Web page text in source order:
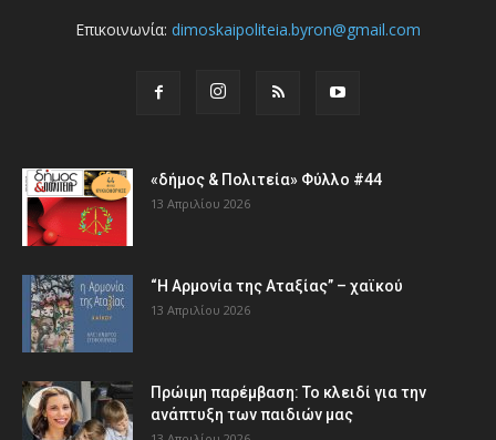
Επικοινωνία: dimoskaipoliteia.byron@gmail.com
«δήμος & Πολιτεία» Φύλλο #44
13 Απριλίου 2026
“Η Αρμονία της Αταξίας” – χαϊκού
13 Απριλίου 2026
Πρώιμη παρέμβαση: Το κλειδί για την
ανάπτυξη των παιδιών µας